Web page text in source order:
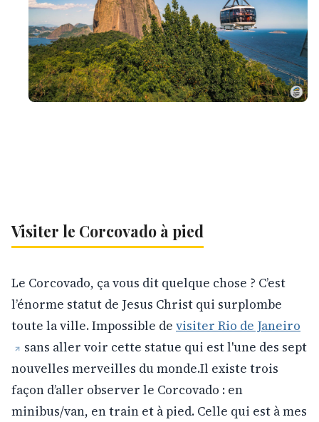
Visiter le Corcovado à pied
Le Corcovado, ça vous dit quelque chose ? C’est
l’énorme statut de Jesus Christ qui surplombe
toute la ville. Impossible de visiter Rio de Janeiro
sans aller voir cette statue qui est l'une des sept
nouvelles merveilles du monde.Il existe trois
façon d’aller observer le Corcovado : en
minibus/van, en train et à pied. Celle qui est à mes